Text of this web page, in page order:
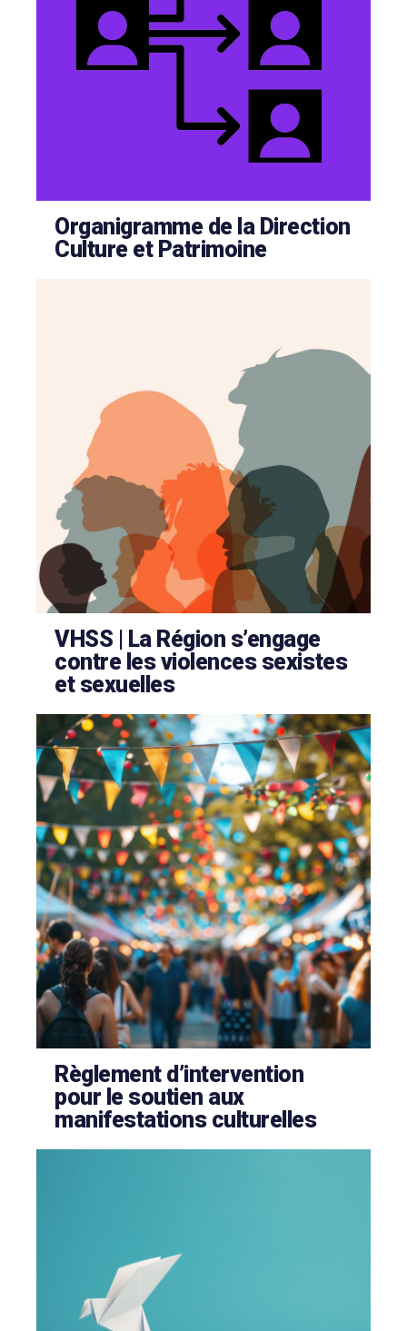
Organigramme de la Direction
Culture et Patrimoine
VHSS | La Région s’engage
contre les violences sexistes
et sexuelles
Règlement d’intervention
pour le soutien aux
manifestations culturelles